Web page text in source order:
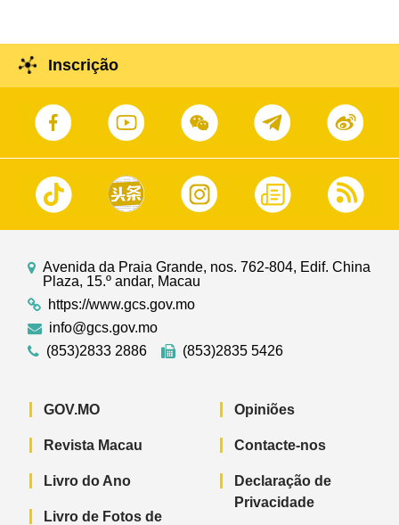
Inscrição
Avenida da Praia Grande, nos. 762-804, Edif. China
Plaza, 15.º andar, Macau
https://www.gcs.gov.mo
info@gcs.gov.mo
(853)2833 2886
(853)2835 5426
GOV.MO
Revista Macau
Livro do Ano
Livro de Fotos de
Opiniões
Contacte-nos
Declaração de
Privacidade